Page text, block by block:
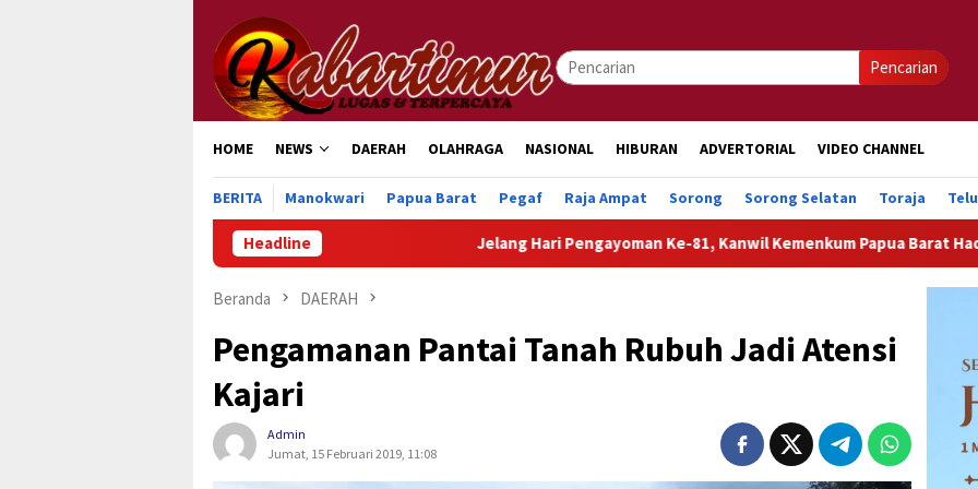
konten
Pencarian
HOME NEWS DAERAH OLAHRAGA NASIONAL HIBURAN ADVERTORIAL VIDEO CHANNEL
BERITA Manokwari Papua Barat Pegaf Raja Ampat Sorong Sorong Selatan Toraja
Headline Jelang Hari Pengayoman Ke-81, Kanwil Kemenkum Papua Barat Hadirkan
Beranda DAERAH
Pengamanan Pantai Tanah Rubuh Jadi Atensi
Kajari
Admin
Jumat, 15 Februari 2019, 11:08